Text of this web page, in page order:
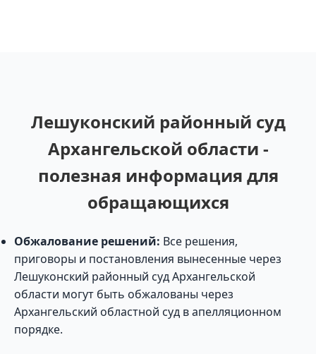
Лешуконский районный суд
Архангельской области -
полезная информация для
обращающихся
Обжалование решений: Все решения,
приговоры и постановления вынесенные через
Лешуконский районный суд Архангельской
области могут быть обжалованы через
Архангельский областной суд в апелляционном
порядке.